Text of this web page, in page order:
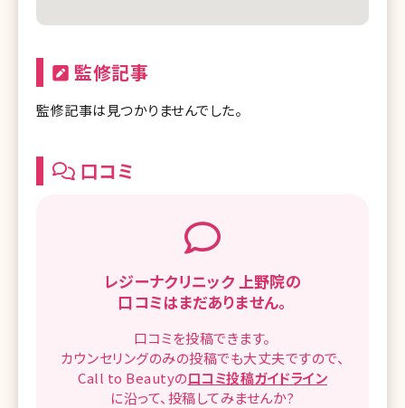
監修記事
監修記事は見つかりませんでした。
口コミ
レジーナクリニック 上野院の
口コミはまだありません。
口コミを投稿できます。
カウンセリングのみの投稿でも大丈夫ですので、
Call to Beautyの口コミ投稿ガイドライン
に沿って、 投稿してみませんか?